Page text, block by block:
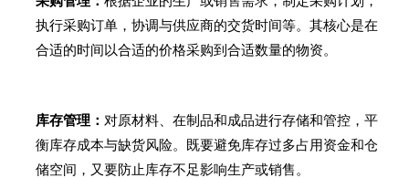
执行采购订单，协调与供应商的交货时间等。其核心是在
合适的时间以合适的价格采购到合适数量的物资。
库存管理： 对原材料、在制品和成品进行存储和管控，平
衡库存成本与缺货风险。既要避免库存过多占用资金和仓
储空间，又要防止库存不足影响生产或销售。